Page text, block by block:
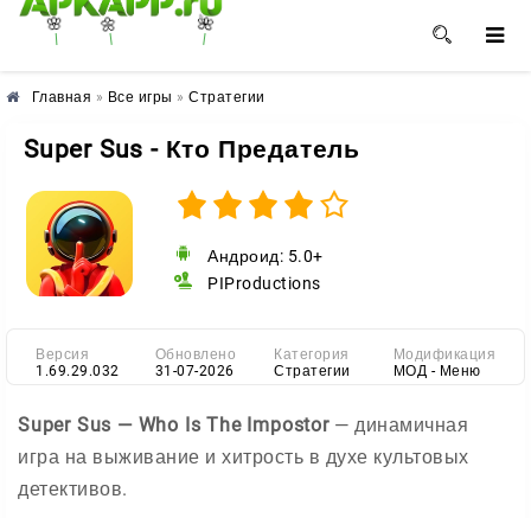
🌸 🌼 🌺
Главная » Все игры » Стратегии
Super Sus - Кто Предатель
Андроид: 5.0+
PIProductions
Версия
1.69.29.032
Обновлено
31-07-2026
Категория
Стратегии
Модификация
МОД - Меню
Super Sus — Who Is The Impostor— динамичная
игра на выживание и хитрость в духе культовых
детективов.